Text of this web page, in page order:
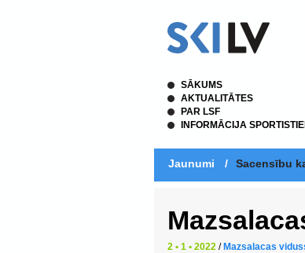
SĀKUMS
AKTUALITĀTES
PAR LSF
INFORMĀCIJA
Jaunumi / Sacensību
2 • 1 • 2022 / Mazsalacas